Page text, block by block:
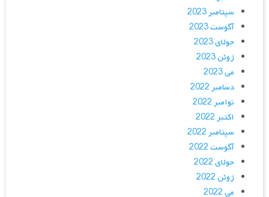
سپتامبر 2023
آگوست 2023
جولای 2023
ژوئن 2023
می 2023
دسامبر 2022
نوامبر 2022
اکتبر 2022
سپتامبر 2022
آگوست 2022
جولای 2022
ژوئن 2022
می 2022